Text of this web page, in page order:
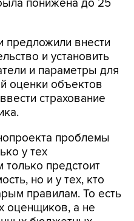
понижена до 25
предложили внести
и установить
и параметры для
оценки объектов
страхование
проблемы
у тех
предстоит
но и у тех, кто
правилам. То есть
оценщиков, а не